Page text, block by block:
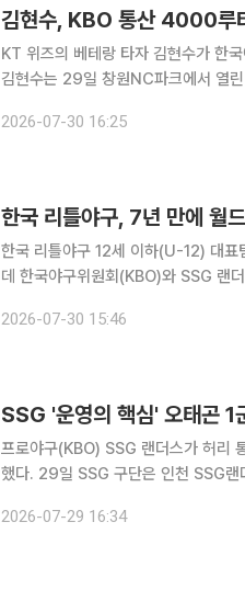
김현수, KBO 통산 4000루
KT 위즈의 베테랑 타자 김현수가 한
김현수는 29일 창원NC파크에서 열
다. 김현수가 7루타를 추가하면
2026-07-30 16:25
한국 리틀야구, 7년 만에
한국 리틀야구 12세 이하(U-12) 대표
데 한국야구위원회(KBO)와 SSG 랜더스가 선수단 지
혔다. KBO와 SSG가 각각 500만 원
2026-07-30 15:46
SSG '운영의 핵심' 오태곤
프로야구(KBO) SSG 랜더스가 허리
했다. 29일 SSG 구단은 인천 SSG랜더스필드에서 열리는 2026 신한 SOL KBO리그 두산 베어스
트리에서 제외됐으나 몸 상태를 회복
2026-07-29 16:34